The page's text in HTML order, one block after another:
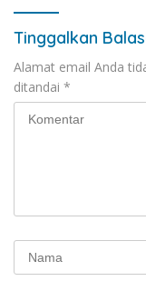
Tinggalkan
Alamat email Anda
ditandai *